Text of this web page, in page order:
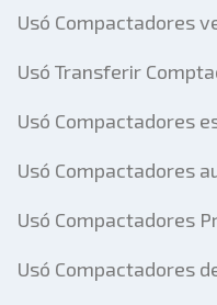
Usó Compactadores
Usó Transferir
Usó Compactadores
Usó Compactadores
Usó Compactadores
Usó Compactadores